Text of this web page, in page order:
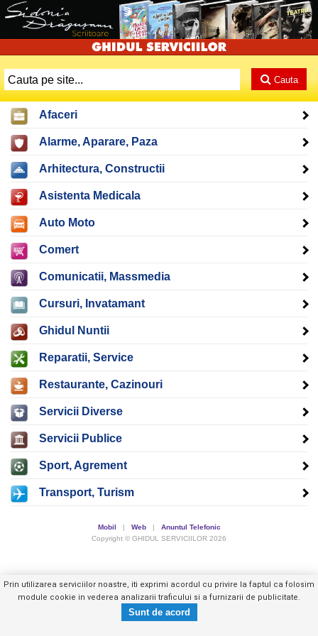
Cauta
Afaceri
Alarme, Aparare, Paza
Arhitectura, Constructii
Asistenta Medicala
Auto Moto
Comert
Comunicatii, Massmedia
Cursuri, Invatamant
Ghidul Nuntii
Reparatii, Service
Restaurante, Cazinouri
Servicii Diverse
Servicii Publice
Sport, Agrement
Transport, Turism
Mobil Web| Anuntul Telefonic
Copyright © GHIDUL SERVICIILOR 2026
Prin utilizarea serviciilor noastre, iti exprimi acordul cu privire la faptul ca folosim
module cookie in vederea analizarii traficului si a furnizarii de publicitate.